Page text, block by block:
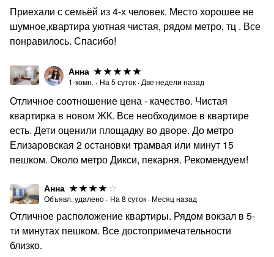
Будем очень рады видеть Вас среди наших гостей.
Постараемся превзойти Ваши ожидания!
Приехали с семьёй из 4-х человек. Место хорошее не
шумное,квартира уютная чистая, рядом метро, тц . Все
понравилось. Спасибо!
Анна
1-комн. · На 5 суток · Две недели назад
Отличное соотношение цена - качество. Чистая
квартирка в новом ЖК. Все необходимое в квартире
есть. Дети оценили площадку во дворе. До метро
Елизаровская 2 остановки трамвая или минут 15
пешком. Около метро Дикси, пекарня. Рекомендуем!
Анна
Объявл. удалено · На 8 суток · Месяц назад
Отличное расположение квартиры. Рядом вокзал в 5-
ти минутах пешком. Все достопримечательности
близко.